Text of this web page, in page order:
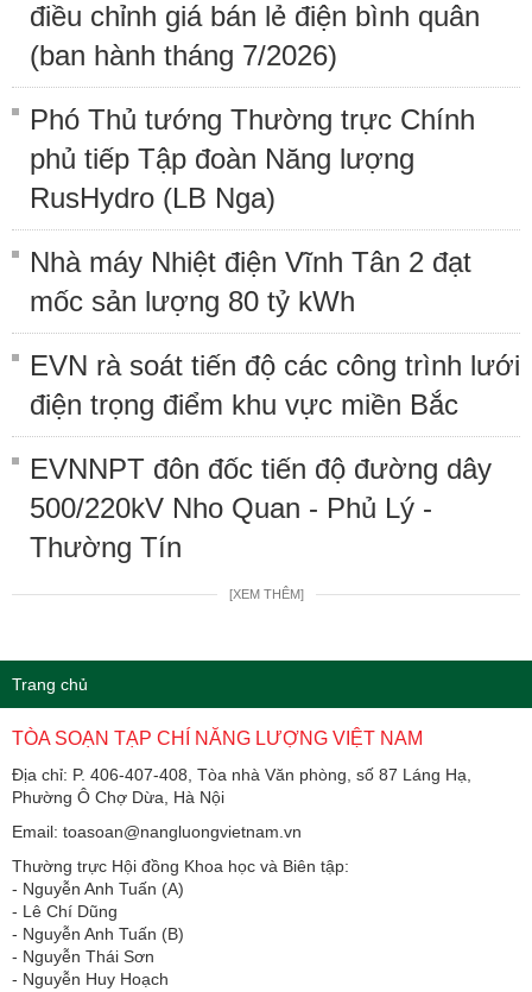
điều chỉnh giá bán lẻ điện bình quân
(ban hành tháng 7/2026)
Phó Thủ tướng Thường trực Chính
phủ tiếp Tập đoàn Năng lượng
RusHydro (LB Nga)
Nhà máy Nhiệt điện Vĩnh Tân 2 đạt
mốc sản lượng 80 tỷ kWh
EVN rà soát tiến độ các công trình lưới
điện trọng điểm khu vực miền Bắc
EVNNPT đôn đốc tiến độ đường dây
500/220kV Nho Quan - Phủ Lý -
Thường Tín
[XEM THÊM]
Trang chủ
TÒA SOẠN TẠP CHÍ NĂNG LƯỢNG VIỆT NAM
Địa chỉ: P. 406-407-408, Tòa nhà Văn phòng, số 87 Láng Hạ,
Phường Ô Chợ Dừa, Hà Nội
Email: toasoan@nangluongvietnam.vn
Thường trực Hội đồng Khoa học và Biên tập:
​​​​​​- Nguyễn Anh Tuấn (A)
- Lê Chí Dũng
- Nguyễn Anh Tuấn (B)
- Nguyễn Thái Sơn
- Nguyễn Huy Hoạch